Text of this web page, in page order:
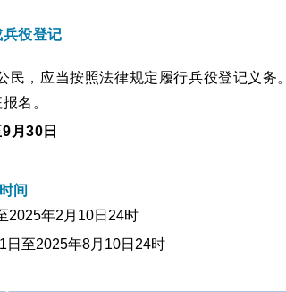
役登记
，应当按照法律规定履行兵役登记义务。
名。
月30日
间
2025年2月10日24时
日至2025年8月10日24时